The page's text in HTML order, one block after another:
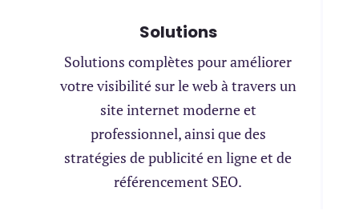
Solutions
Solutions complètes pour améliorer
votre visibilité sur le web à travers un
site internet moderne et
professionnel, ainsi que des
stratégies de publicité en ligne et de
référencement SEO.